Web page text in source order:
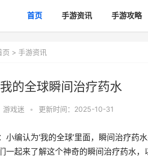
首页 手游资讯 手游攻略
页 > 手游资讯
的全球瞬间治疗药水
游戏迷 • 更新时间：2025-10-31
小编认为‘我的全球’里面，瞬间治疗
一起来了解这个神奇的瞬间治疗药水